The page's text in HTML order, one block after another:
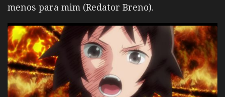
menos para mim (Redator Breno).